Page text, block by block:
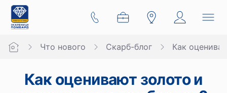
Что нового Скарб-блог Как
Как оценивают золото и